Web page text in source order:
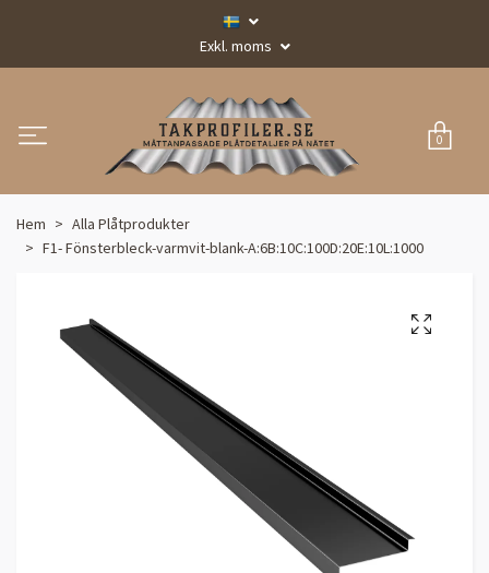
Exkl. moms
0
Hem
Alla Plåtprodukter
F1- Fönsterbleck-varmvit-blank-A:6B:10C:100D:20E:10L:1000